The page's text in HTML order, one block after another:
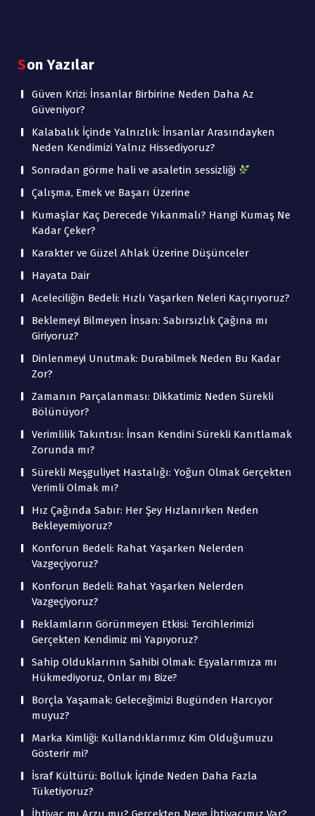
Son Yazılar
Güven Krizi: İnsanlar Birbirine Neden Daha Az
Güveniyor?
Kalabalık İçinde Yalnızlık: İnsanlar Arasındayken
Neden Kendimizi Yalnız Hissediyoruz?
Sonradan görme hali ve asaletin sessizliği
Çalışma, Emek ve Başarı Üzerine
Kumaşlar Kaç Derecede Yıkanmalı? Hangi Kumaş Ne
Kadar Çeker?
Karakter ve Güzel Ahlak Üzerine Düşünceler
Hayata Dair
Aceleciliğin Bedeli: Hızlı Yaşarken Neleri Kaçırıyoruz?
Beklemeyi Bilmeyen İnsan: Sabırsızlık Çağına mı
Giriyoruz?
Dinlenmeyi Unutmak: Durabilmek Neden Bu Kadar
Zor?
Zamanın Parçalanması: Dikkatimiz Neden Sürekli
Bölünüyor?
Verimlilik Takıntısı: İnsan Kendini Sürekli Kanıtlamak
Zorunda mı?
Sürekli Meşguliyet Hastalığı: Yoğun Olmak Gerçekten
Verimli Olmak mı?
Hız Çağında Sabır: Her Şey Hızlanırken Neden
Bekleyemiyoruz?
Konforun Bedeli: Rahat Yaşarken Nelerden
Vazgeçiyoruz?
Konforun Bedeli: Rahat Yaşarken Nelerden
Vazgeçiyoruz?
Reklamların Görünmeyen Etkisi: Tercihlerimizi
Gerçekten Kendimiz mi Yapıyoruz?
Sahip Olduklarının Sahibi Olmak: Eşyalarımıza mı
Hükmediyoruz, Onlar mı Bize?
Borçla Yaşamak: Geleceğimizi Bugünden Harcıyor
muyuz?
Marka Kimliği: Kullandıklarımız Kim Olduğumuzu
Gösterir mi?
İsraf Kültürü: Bolluk İçinde Neden Daha Fazla
Tüketiyoruz?